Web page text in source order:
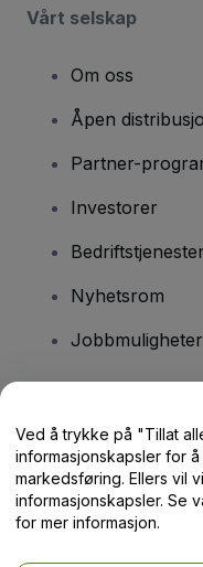
Vårt selskap
Om oss
Åpen
Partner-
Investorer
Nyhetsrom
Jobbmuligheter
Hjelpesenter /
Ved å trykke på "Tillat
informasjonskapsler for
markedsføring. Ellers vil
informasjonskapsler. Se
for mer informasjon.